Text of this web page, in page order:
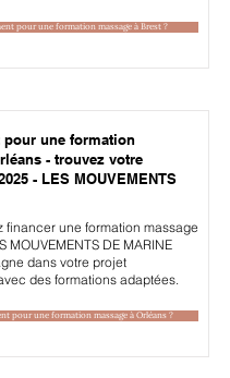
pour une formation massage à Brest ?
pour une formation
- trouvez votre
- LES MOUVEMENTS
financer une formation massage
MOUVEMENTS DE MARINE
dans votre projet
des formations adaptées.
pour une formation massage à Orléans ?